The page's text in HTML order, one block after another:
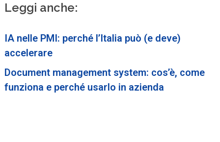
Leggi anche:
IA nelle PMI: perché l’Italia può (e deve)
accelerare
Document management system: cos’è, come
funziona e perché usarlo in azienda